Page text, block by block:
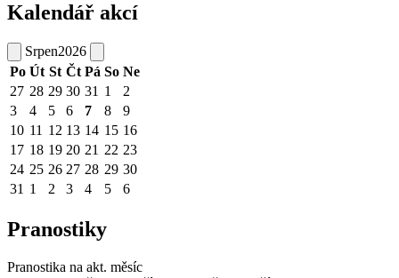
Kalendář akcí
Srpen2026
Po Út St Čt Pá So Ne
27 28 29 30 31 1
2
3
4 5 6 7 8
9
10 11 12 13 14 15 16
17 18 19 20 21 22 23
24 25 26 27 28 29 30
31 1 2 3 4 5 6
Pranostiky
Pranostika na akt. měsíc